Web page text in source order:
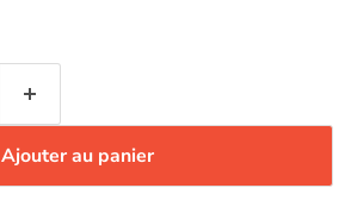
Ajouter au panier